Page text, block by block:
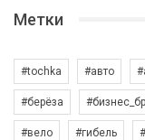
Метки
#tochka #авто
#берёза
#вело #гибель